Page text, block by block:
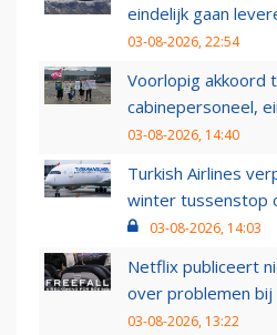
eindelijk gaan
03-08-2026, 22:54
Voorlopig akkoord
cabinepersoneel,
03-08-2026, 14:40
Turkish Airlines
winter tussenstop
03-08-2026, 14:03
Netflix publiceert
over problemen bij
03-08-2026, 13:22